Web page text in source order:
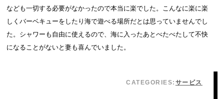
なども一切する必要がなかったので本当に楽でした。こんなに楽に楽
しくバーベキューをしたり海で遊べる場所だとは思っていませんでし
た。シャワーも自由に使えるので、海に入ったあとべたべたして不快
になることがないと妻も喜んでいました。
CATEGORIES: サービス